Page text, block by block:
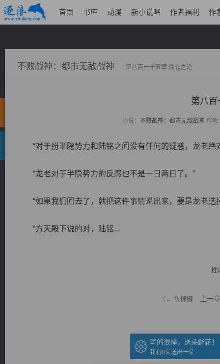
首页 书库 动漫 新小说吧 作者福利 作
不败战神：都市无敌战神 第八百一十五章 诛心之论
第八百
小说： 不败战神：都市无敌战神 作者
“对于扮半隐势力和陆铭之间没有任何的疑惑，龙老绝
“龙老对于半隐势力的反感也不是一日两日了。”
“如果我们回去了，就把这件事情说出来，要是龙老选
“方天殿下说的对，陆铭...
推
（← 快捷键 上一章
写的很棒，送朵鲜花！
我有0朵送出一朵